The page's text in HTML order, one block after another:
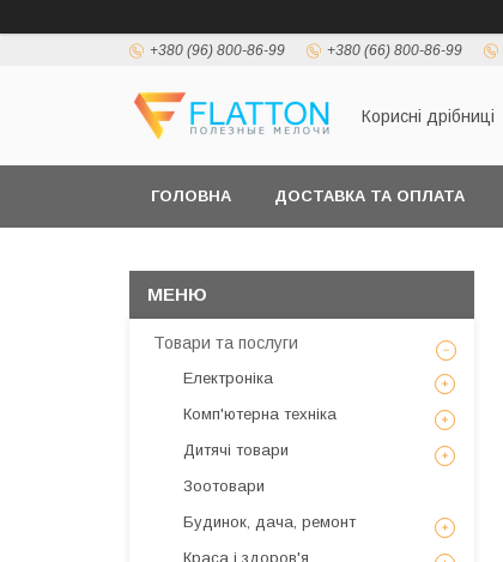
+380 (96) 800-86-99 +380 (66) 800-86-99
Корисні дрібниці
ГОЛОВНА ДОСТАВКА ТА ОПЛАТА
Товари та послуги
Електроніка
Комп'ютерна техніка
Дитячі товари
Зоотовари
Будинок, дача, ремонт
Краса і здоров'я